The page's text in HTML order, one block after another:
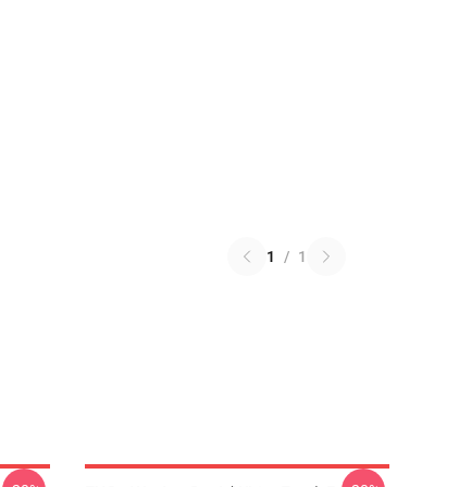
1 / 1